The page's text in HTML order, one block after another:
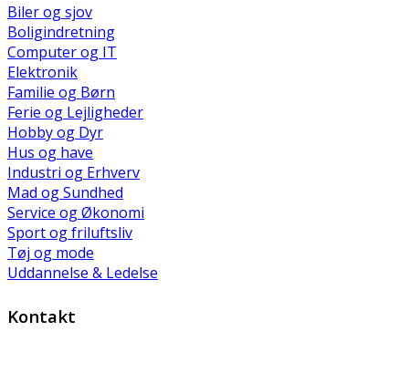
Biler og sjov
Boligindretning
Computer og IT
Elektronik
Familie og Børn
Ferie og Lejligheder
Hobby og Dyr
Hus og have
Industri og Erhverv
Mad og Sundhed
Service og Økonomi
Sport og friluftsliv
Tøj og mode
Uddannelse & Ledelse
Kontakt